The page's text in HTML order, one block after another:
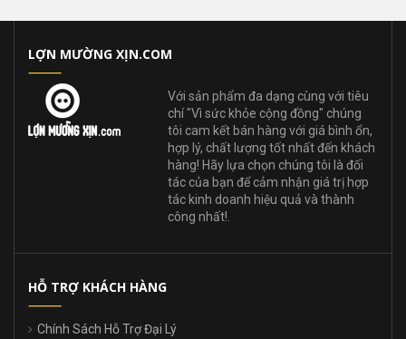
LỢN MƯỜNG XỊN.COM
Với sản phẩm đa dạng cùng với tiêu
chí "Vì sức khỏe cộng đồng" chúng
tôi cam kết bán hàng với giá bình ổn,
hợp lý, chất lượng tốt nhất đến khách
hàng! Hãy lựa chọn chúng tôi là đối
tác của bạn để cảm nhận giá trị hợp
tác kinh doanh hiệu quả và thành
công nhất!.
HỖ TRỢ KHÁCH HÀNG
Chính Sách Hỗ Trợ Đại Lý